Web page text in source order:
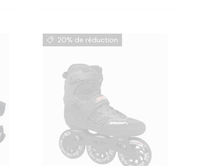
20% de réduction